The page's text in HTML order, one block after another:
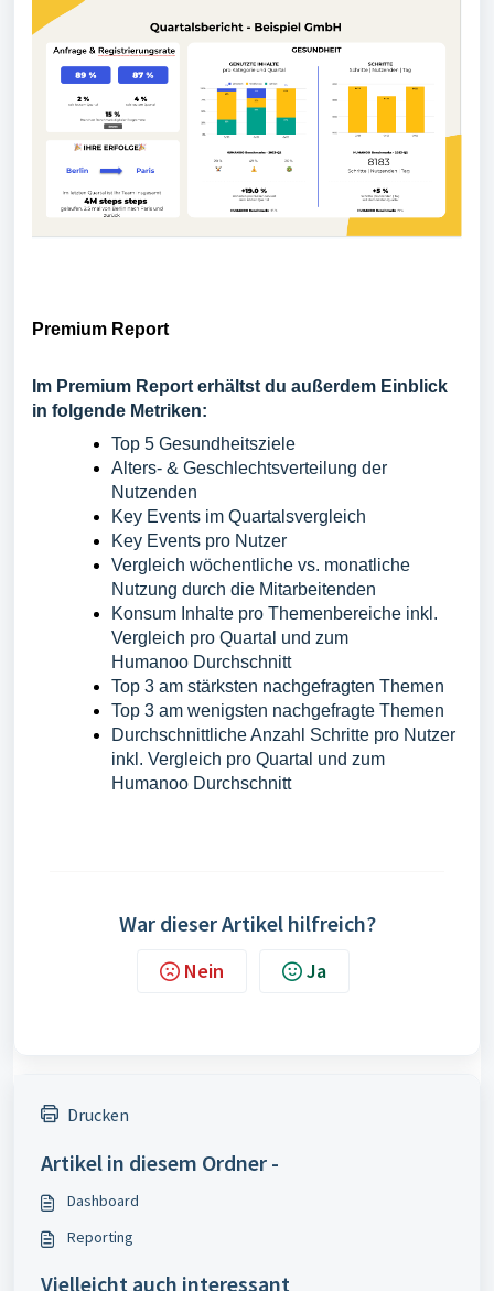
Premium Report
Im Premium Report erhältst du außerdem Einblick
in folgende Metriken:
Top 5 Gesundheitsziele
Alters- & Geschlechtsverteilung der
Nutzenden
Key Events im Quartalsvergleich
Key Events pro Nutzer
Vergleich wöchentliche vs. monatliche
Nutzung durch die Mitarbeitenden
Konsum Inhalte pro Themenbereiche inkl.
Vergleich pro Quartal und zum
Humanoo Durchschnitt
Top 3 am stärksten nachgefragten Themen
Top 3 am wenigsten nachgefragte Themen
Durchschnittliche Anzahl Schritte pro Nutzer
inkl. Vergleich pro Quartal und zum
Humanoo Durchschnitt
War dieser Artikel hilfreich?
Nein Ja
Drucken
Artikel in diesem Ordner -
Dashboard
Reporting
Vielleicht auch interessant